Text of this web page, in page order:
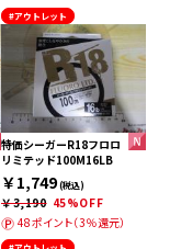
#アウトレット
特価シーガーR18フロロ
リミテッド100M16LB
￥1,749(税込)
￥3,190 45%OFF
48ポイント（3％還元）